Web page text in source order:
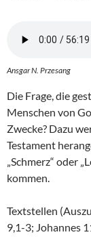
Ansgar N. Przesang
Die Frage, die
Menschen von
Zwecke? Dazu
Testament
„Schmerz“ oder
kommen.
Textstellen
9,1-3; Johannes